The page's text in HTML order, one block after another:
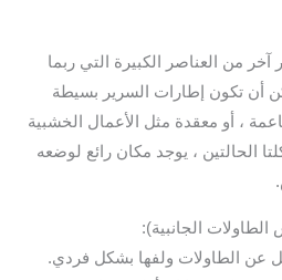
من العناصر الكبيرة التي ربما
أن تكون إطارات السرير بسيطة
، أو معقدة مثل الأعمال الخشبية
الحالتين ، يوجد مكان رائع لوضعه
الجانبية):
عن الطاولات ولفها بشكل فردي.